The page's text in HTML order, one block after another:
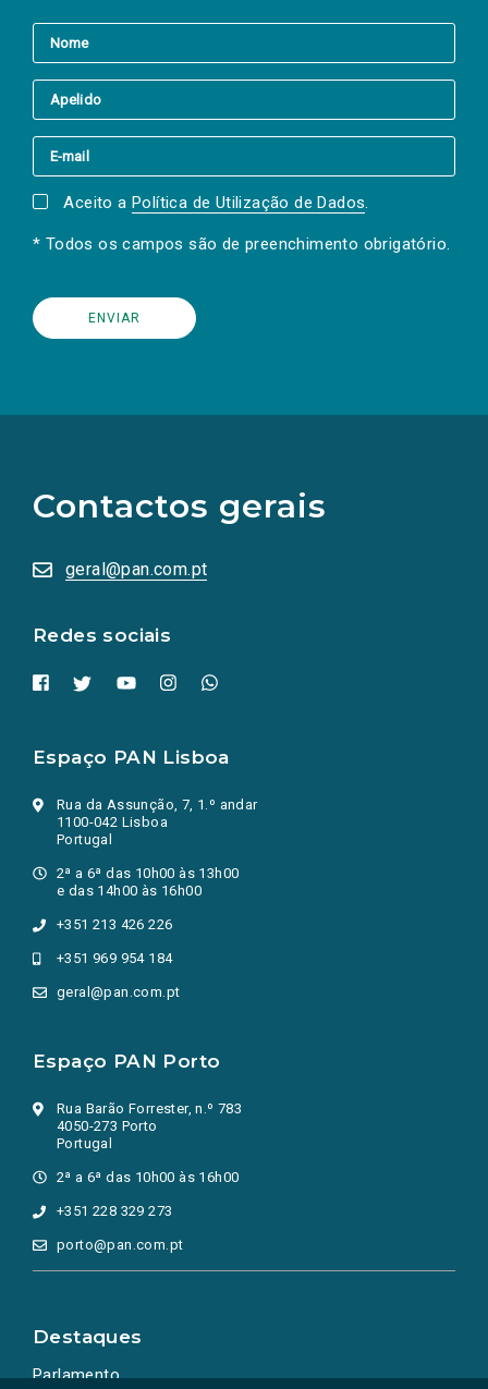
Aceito a Política de Utilização de Dados.
* Todos os campos são de preenchimento obrigatório.
Contactos gerais
geral@pan.com.pt
Redes sociais
redes
sociais
numa
nova
Espaço PAN Lisboa
Rua da Assunção, 7, 1.º andar
1100-042 Lisboa
Portugal
2ª a 6ª das 10h00 às 13h00
e das 14h00 às 16h00
+351 213 426 226
+351 969 954 184
geral@pan.com.pt
Espaço PAN Porto
Rua Barão Forrester, n.º 783
4050-273 Porto
Portugal
2ª a 6ª das 10h00 às 16h00
+351 228 329 273
porto@pan.com.pt
Destaques
Parlamento